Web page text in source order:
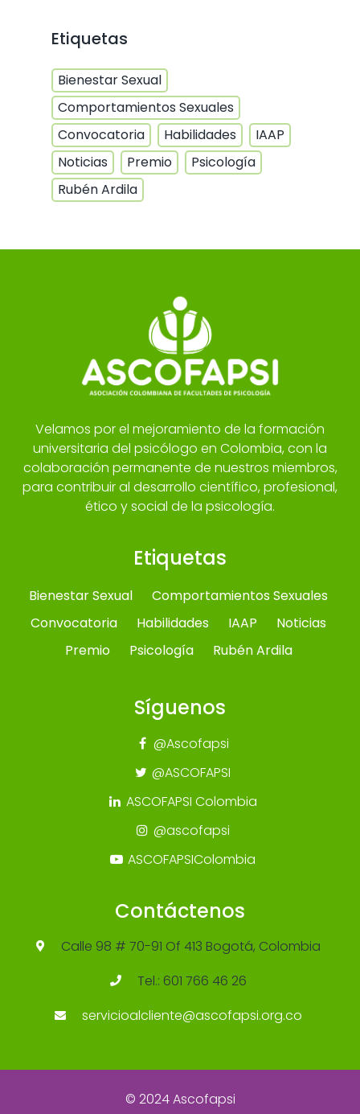
Etiquetas
Bienestar Sexual
Comportamientos Sexuales
Convocatoria
Habilidades
IAAP
Noticias
Premio
Psicología
Rubén Ardila
Velamos por el mejoramiento de la formación
universitaria del psicólogo en Colombia, con la
colaboración permanente de nuestros miembros,
para contribuir al desarrollo científico, profesional,
ético y social de la psicología.
Etiquetas
Bienestar Sexual
Comportamientos Sexuales
Convocatoria
Habilidades IAAP
Noticias
Premio
Psicología Rubén Ardila
Síguenos
@Ascofapsi
@ASCOFAPSI
ASCOFAPSI Colombia
@ascofapsi
ASCOFAPSIColombia
Contáctenos
Calle 98 # 70-91 Of 413 Bogotá, Colombia
Tel.: 601 766 46 26
servicioalcliente@ascofapsi.org.co
© 2024 Ascofapsi